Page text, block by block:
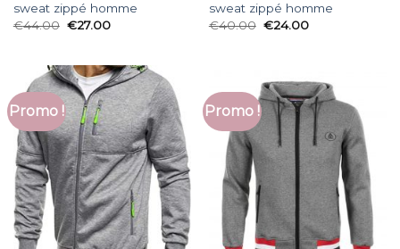
sweat zippé homme
€44.00 €27.00
sweat zippé homme
€40.00 €24.00
Promo ! Promo !